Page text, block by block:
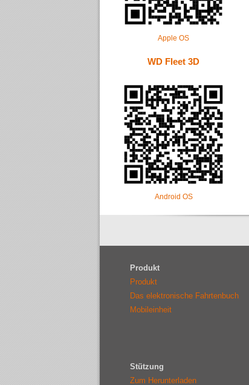
Apple OS
WD Fleet 3D
Android OS
Produkt
Produkt
Das elektronische Fahrtenbuch
Mobileinheit
Stützung
Zum Herunterladen